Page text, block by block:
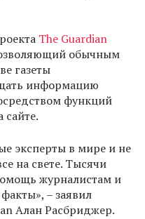
The Guardian
обычным
газеты
информацию
функций
сайте.
эксперты в мире и не
на свете. Тысячи
журналистам и
– заявил
Алан Расбриджер.